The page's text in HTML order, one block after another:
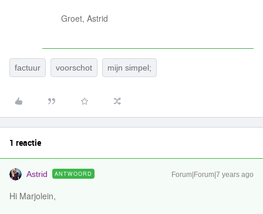
Groet, Astrid
factuur voorschot mijn simpel;
1 reactie
Astrid ANTWOORD Forum|Forum|7 years ago
Hi Marjolein,